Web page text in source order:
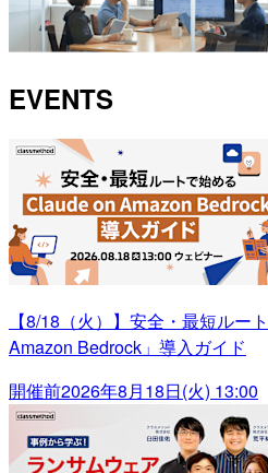
EVENTS
【8/18（火）】安全・最短ルー
Amazon Bedrock」導入ガイド
開催前2026年8月18日(火) 13:00